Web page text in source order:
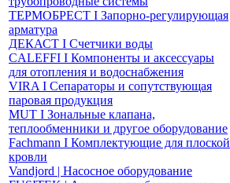
ТЕРМОБРЕСТ І Запорно-регулирующая
арматура
ДЕКАСТ І Счетчики воды
CALEFFI І Компоненты и аксессуары
для отопления и водоснабжения
VIRA І Сепараторы и сопутствующая
паровая продукция
MUT І Зональные клапана,
теплообменники и другое оборудование
Fachmann І Комплектующие для плоской
кровли
Vandjord | Насосное оборудование